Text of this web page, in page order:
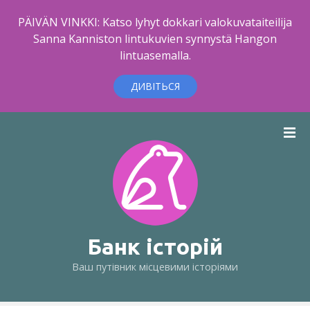
PÄIVÄN VINKKI: Katso lyhyt dokkari valokuvataiteilija
Sanna Kanniston lintukuvien synnystä Hangon
lintuasemalla.
ДИВІТЬСЯ
і
Банк історій
Ваш путівник місцевими історіями